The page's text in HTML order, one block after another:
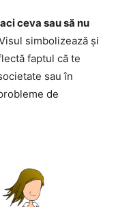
ceva sau să nu
simbolizează și
faptul că te
sau în
de